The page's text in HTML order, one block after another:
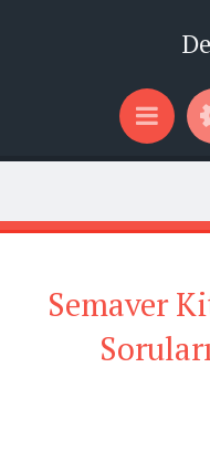
Menu
Semaver